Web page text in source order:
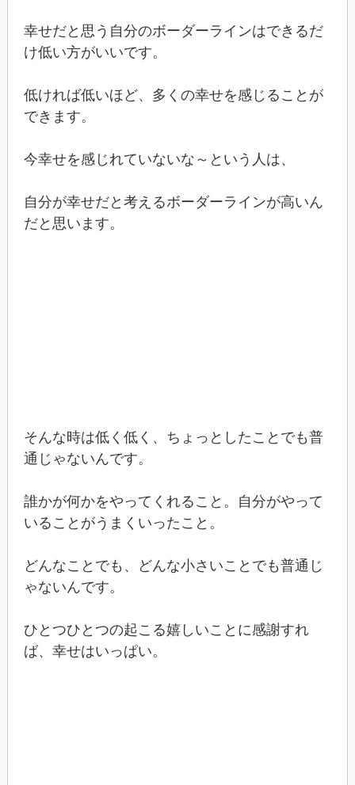
幸せだと思う自分のボーダーラインはできるだ
け低い方がいいです。
低ければ低いほど、多くの幸せを感じることが
できます。
今幸せを感じれていないな～という人は、
自分が幸せだと考えるボーダーラインが高いん
だと思います。
そんな時は低く低く、ちょっとしたことでも普
通じゃないんです。
誰かが何かをやってくれること。自分がやって
いることがうまくいったこと。
どんなことでも、どんな小さいことでも普通じ
ゃないんです。
ひとつひとつの起こる嬉しいことに感謝すれ
ば、幸せはいっぱい。